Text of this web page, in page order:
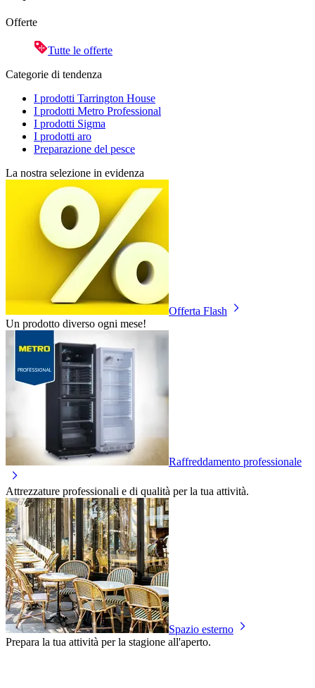
Offerte
Tutte le offerte
Categorie di tendenza
I prodotti Tarrington House
I prodotti Metro Professional
I prodotti Sigma
I prodotti aro
Preparazione del pesce
La nostra selezione in evidenza
Offerta Flash
Un prodotto diverso ogni mese!
Raffreddamento professionale
Attrezzature professionali e di qualità per la tua attività.
Spazio esterno
Prepara la tua attività per la stagione all'aperto.